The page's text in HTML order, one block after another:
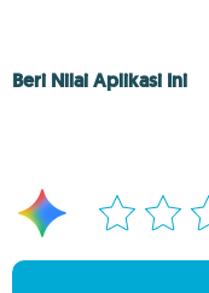
Beri Nilai Aplikasi Ini